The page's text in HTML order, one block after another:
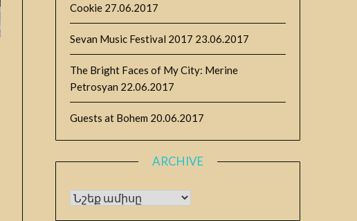
Cookie 27.06.2017
Sevan Music Festival 2017 23.06.2017
The Bright Faces of My City: Merine
Petrosyan 22.06.2017
Guests at Bohem 20.06.2017
ARCHIVE
Archive